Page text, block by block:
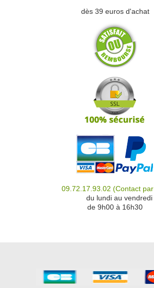
dès 39 euros d'achat
09.72.17.93.02 (Contact
du lundi au vendredi
de 9h00 à 16h30